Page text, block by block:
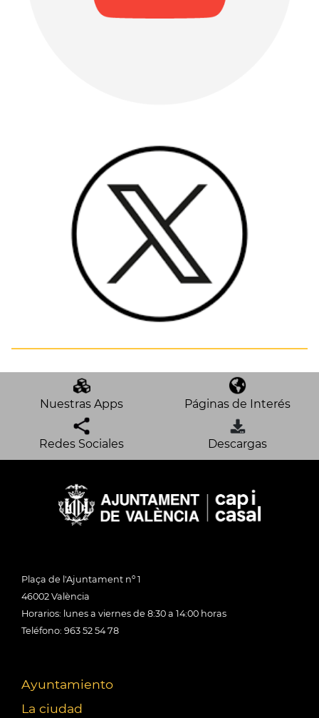
Nuestras Apps Páginas de Interés
Redes Sociales Descargas
Plaça de l'Ajuntament nº 1
46002 València
Horarios: lunes a viernes de 8:30 a 14:00 horas
Teléfono: 963 52 54 78
Ayuntamiento
La ciudad